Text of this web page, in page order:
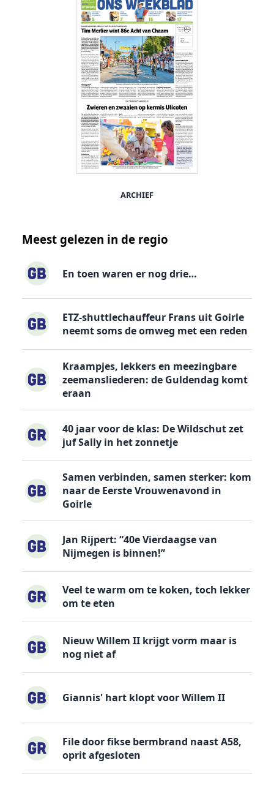
ARCHIEF
Meest gelezen in de regio
En toen waren er nog drie…
ETZ-shuttlechauffeur Frans uit Goirle
neemt soms de omweg met een reden
Kraampjes, lekkers en meezingbare
zeemansliederen: de Guldendag komt
eraan
40 jaar voor de klas: De Wildschut zet
juf Sally in het zonnetje
Samen verbinden, samen sterker: kom
naar de Eerste Vrouwenavond in
Goirle
Jan Rijpert: “40e Vierdaagse van
Nijmegen is binnen!”
Veel te warm om te koken, toch lekker
om te eten
Nieuw Willem II krijgt vorm maar is
nog niet af
Giannis' hart klopt voor Willem II
File door fikse bermbrand naast A58,
oprit afgesloten